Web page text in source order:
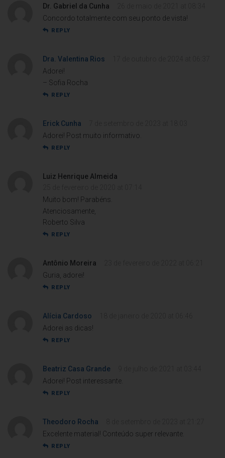
Dr. Gabriel da Cunha
Concordo totalmente com seu ponto de vista!
REPLY
Dra. Valentina Rios
Adorei!
– Sofia Rocha
REPLY
Erick Cunha
Adorei! Post muito informativo.
REPLY
Luiz Henrique Almeida
Muito bom! Parabéns.
Atenciosamente,
Roberto Silva
REPLY
Antônio Moreira
Guria, adorei!
REPLY
Alícia Cardoso
Adorei as dicas!
REPLY
Beatriz Casa Grande
Adorei! Post interessante.
REPLY
Theodoro Rocha
Excelente material! Conteúdo super relevante.
REPLY